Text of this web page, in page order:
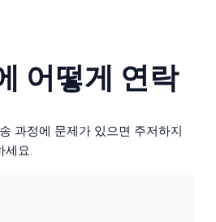
어떻게 연락
과정에 문제가 있으면 주저하지
세요.